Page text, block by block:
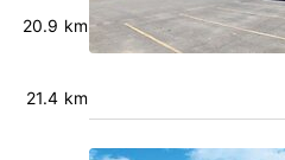
20.9 km
21.4 km